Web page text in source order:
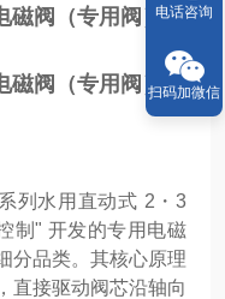
磁阀（专用阀）
磁阀（专用阀）
列水用直动式 2・3
制" 开发的专用电磁
分品类。其核心原理
直接驱动阀芯沿轴向
电话咨询
扫码加微信